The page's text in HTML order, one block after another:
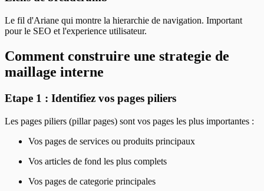
Le fil d'Ariane qui montre la hierarchie de navigation. Important
pour le SEO et l'experience utilisateur.
Comment construire une strategie de
maillage interne
Etape 1 : Identifiez vos pages piliers
Les pages piliers (pillar pages) sont vos pages les plus importantes :
Vos pages de services ou produits principaux
Vos articles de fond les plus complets
Vos pages de categorie principales